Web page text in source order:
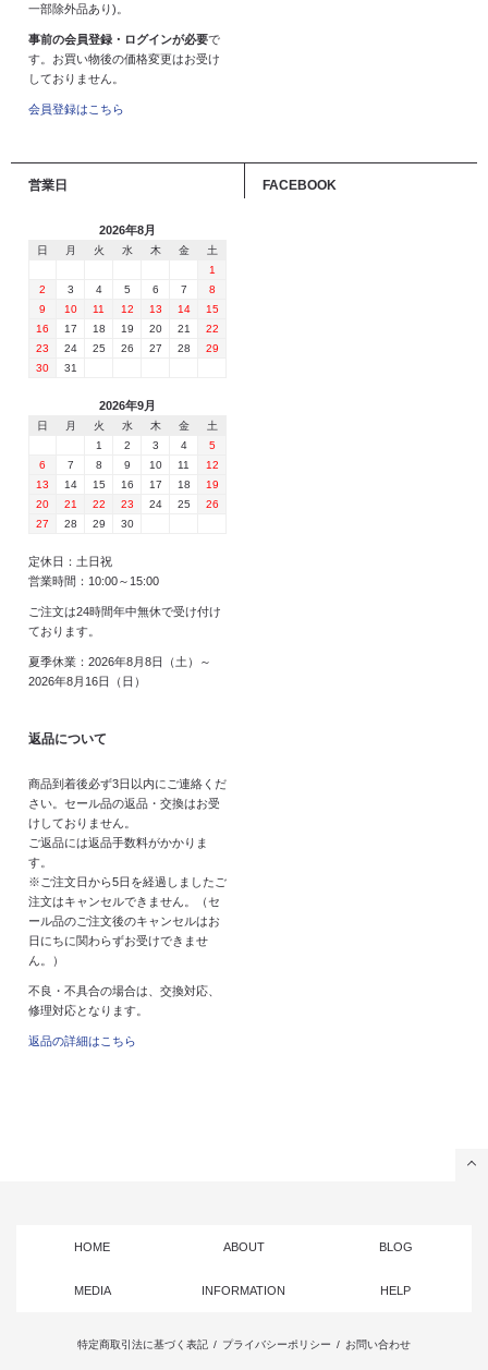
一部除外品あり)。
事前の会員登録・ログインが必要で
す。お買い物後の価格変更はお受け
しておりません。
会員登録はこちら
営業日
2026年8月
日 月 火 水 木 金
土
1
2
3 4 5 6 7
8
9
10 11 12 13 14
15
16
17 18 19 20 21
22
23
24 25 26 27 28
29
30
31
2026年9月
日 月 火 水 木 金
土
1
2 3 4
5
6
7 8 9 10 11
12
13
14 15 16 17 18
19
20
21 22 23 24 25
26
27
28 29 30
定休日：土日祝
営業時間：10:00～15:00
ご注文は24時間年中無休で受け付け
ております。
夏季休業：2026年8月8日（土）～
2026年8月16日（日）
返品について
商品到着後必ず3日以内にご連絡くだ
さい。セール品の返品・交換はお受
けしておりません。
ご返品には返品手数料がかかりま
す。
※ご注文日から5日を経過しましたご
注文はキャンセルできません。（セ
ール品のご注文後のキャンセルはお
日にちに関わらずお受けできませ
ん。）
不良・不具合の場合は、交換対応、
修理対応となります。
返品の詳細はこちら
FACEBOOK
HOME ABOUT BLOG
MEDIA INFORMATION HELP
特定商取引法に基づく表記 / プライバシーポリシー / お問い合わせ